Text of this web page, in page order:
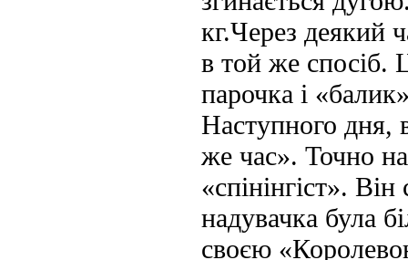
кг.Через деякий
в той же спосіб.
парочка і
Наступного дня,
же час». Точно
«спінінгіст».
надувачка була
своєю